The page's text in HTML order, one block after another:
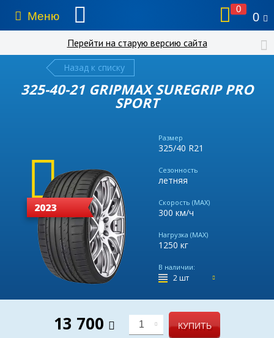
Меню
0
0
Перейти на старую версию сайта
Назад к списку
325-40-21 GRIPMAX SUREGRIP PRO
SPORT
Размер
325/40 R21
Сезонность
летняя
Скорость (MAX)
300 км/ч
Нагрузка (MAX)
1250 кг
В наличии:
2 шт
2023
13 700 1 КУПИТЬ